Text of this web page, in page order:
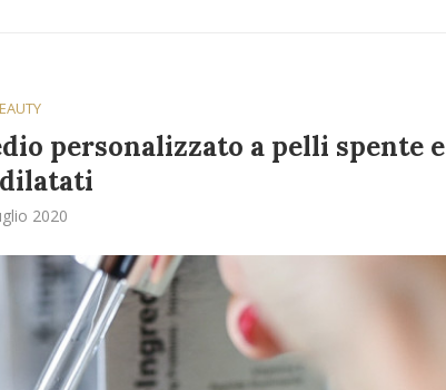
personalizzato a pelli spente e
2020